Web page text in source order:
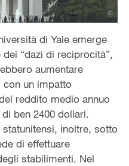
di Yale emerge
“dazi di reciprocità”,
aumentare
con un impatto
reddito medio annuo
ben 2400 dollari.
inoltre, sotto
di effettuare
stabilimenti. Nel